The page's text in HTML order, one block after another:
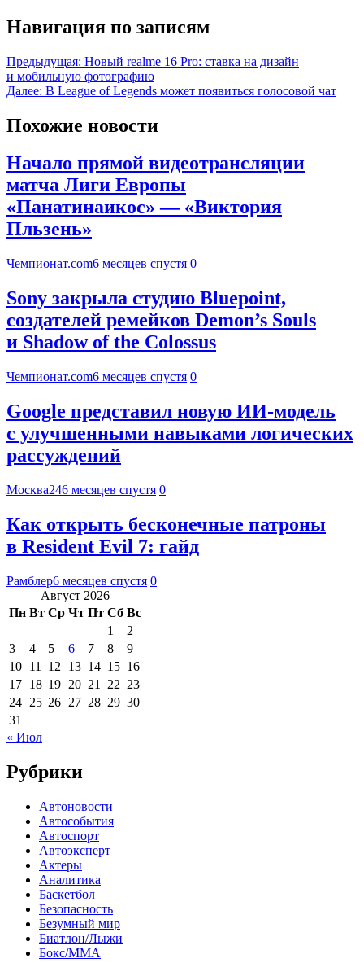
Навигация по записям
Предыдущая: Новый realme 16 Pro: ставка на дизайн
и мобильную фотографию
Далее: В League of Legends может появиться голосовой чат
Похожие новости
Начало прямой видеотрансляции
матча Лиги Европы
«Панатинаикос» — «Виктория
Пльзень»
Чемпионат.com6 месяцев спустя 0
Sony закрыла студию Bluepoint,
создателей ремейков Demon’s Souls
и Shadow of the Colossus
Чемпионат.com6 месяцев спустя 0
Google представил новую ИИ-модель
с улучшенными навыками логических
рассуждений
Москва246 месяцев спустя 0
Как открыть бесконечные патроны
в Resident Evil 7: гайд
Рамблер6 месяцев спустя 0
Август 2026
Пн Вт Ср Чт Пт Сб Вс
1
2
3
4 5 6 7 8
9
10 11 12 13 14 15 16
17 18 19 20 21 22 23
24 25 26 27 28 29 30
31
« Июл
Рубрики
Автоновости
Автособытия
Автоспорт
Автоэксперт
Актеры
Аналитика
Баскетбол
Безопасность
Безумный мир
Биатлон/Лыжи
Бокс/MMA